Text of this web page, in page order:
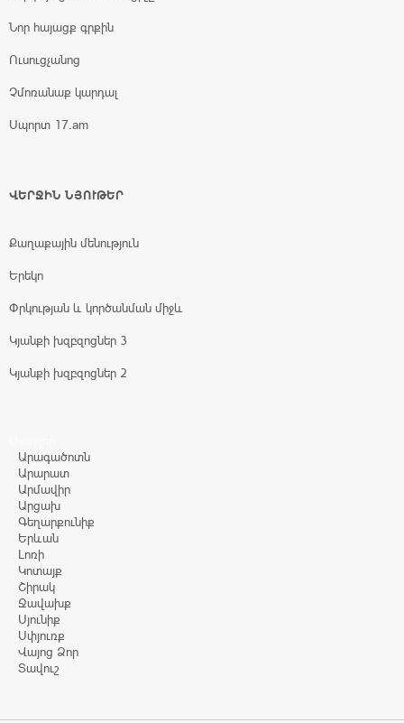
Նոր հայացք գրքին
Ուսուցչանոց
Չմոռանաք կարդալ
Սպորտ 17.am
ՎԵՐՋԻՆ ՆՅՈՒԹԵՐ
Քաղաքային մենություն
Երեկո
Փրկության և կործանման միջև
Կյանքի խզբզոցներ 3
Կյանքի խզբզոցներ 2
Արագածոտն
Արարատ
Արմավիր
Արցախ
Գեղարքունիք
Երևան
Լոռի
Կոտայք
Շիրակ
Ջավախք
Սյունիք
Սփյուռք
Վայոց Ձոր
Տավուշ